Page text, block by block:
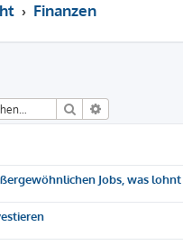
Finanzen
Suche
Jobs, was